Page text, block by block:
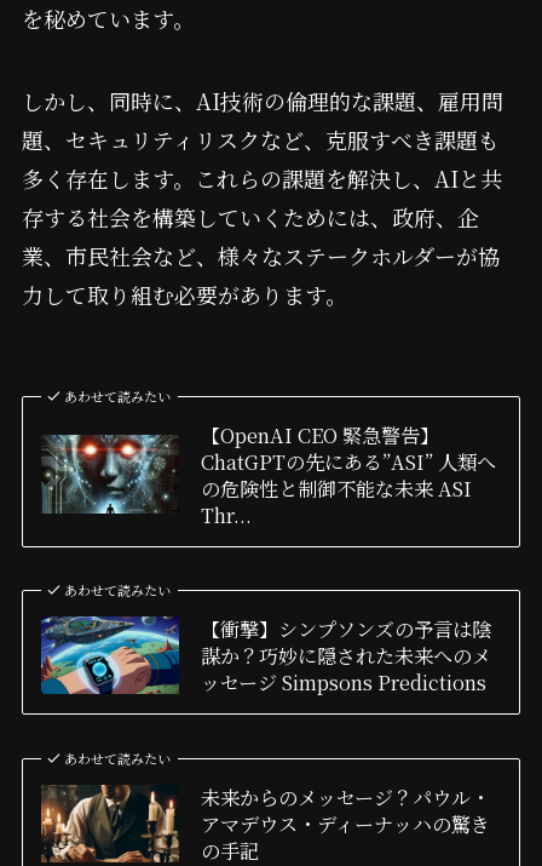
を秘めています。
しかし、同時に、AI技術の倫理的な課題、雇用問
題、セキュリティリスクなど、克服すべき課題も
多く存在します。これらの課題を解決し、AIと共
存する社会を構築していくためには、政府、企
業、市民社会など、様々なステークホルダーが協
力して取り組む必要があります。
あわせて読みたい
【OpenAI CEO 緊急警告】
ChatGPTの先にある”ASI” 人類へ
の危険性と制御不能な未来 ASI
Thr...
あわせて読みたい
【衝撃】シンプソンズの予言は陰
謀か？巧妙に隠された未来へのメ
ッセージ Simpsons Predictions
あわせて読みたい
未来からのメッセージ？パウル・
アマデウス・ディーナッハの驚き
の手記